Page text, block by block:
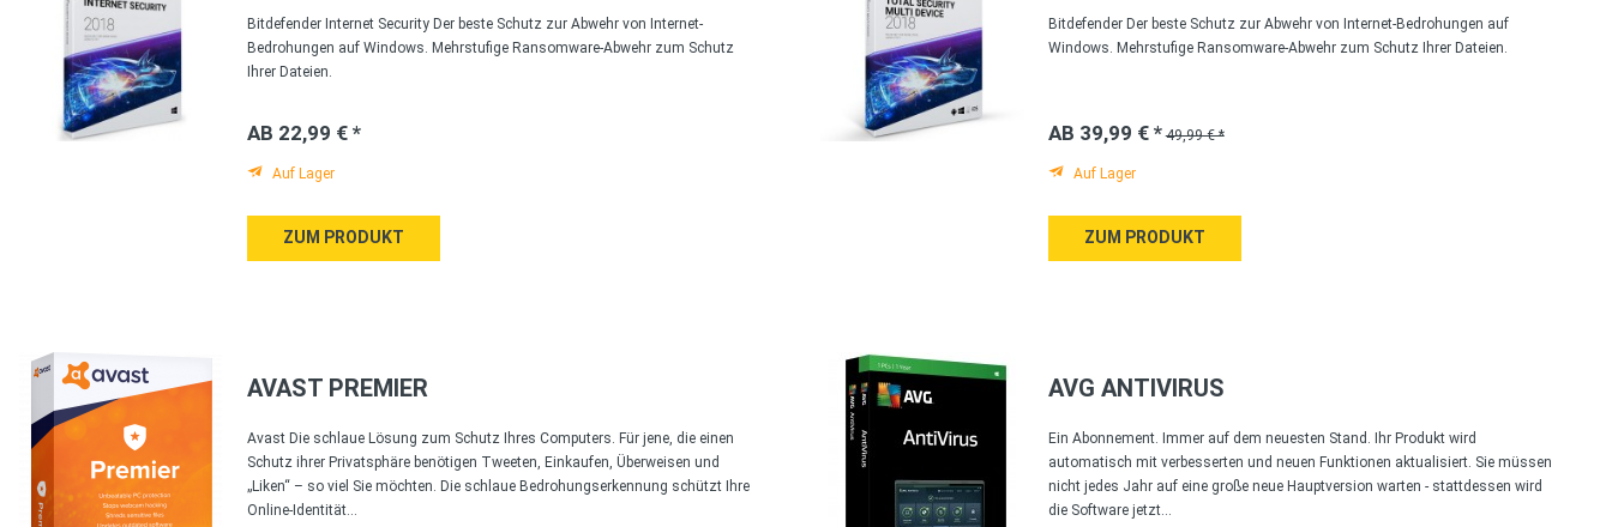
Bitdefender Internet Security Der beste Schutz zur Abwehr von Internet-
Bedrohungen auf Windows. Mehrstufige Ransomware-Abwehr zum Schutz
Ihrer Dateien.
AB 22,99 € *
Auf Lager
ZUM PRODUKT
Bitdefender Der beste Schutz zur Abwehr von Internet-Bedrohungen auf
Windows. Mehrstufige Ransomware-Abwehr zum Schutz Ihrer Dateien.
AB 39,99 € * 49,99 € *
Auf Lager
ZUM PRODUKT
AVAST PREMIER
Avast Die schlaue Lösung zum Schutz Ihres Computers. Für jene, die einen
Schutz ihrer Privatsphäre benötigen Tweeten, Einkaufen, Überweisen und
„Liken“ – so viel Sie möchten. Die schlaue Bedrohungserkennung schützt Ihre
Online-Identität...
AVG ANTIVIRUS
Ein Abonnement. Immer auf dem neuesten Stand. Ihr Produkt wird
automatisch mit verbesserten und neuen Funktionen aktualisiert. Sie müssen
nicht jedes Jahr auf eine große neue Hauptversion warten - stattdessen wird
die Software jetzt...